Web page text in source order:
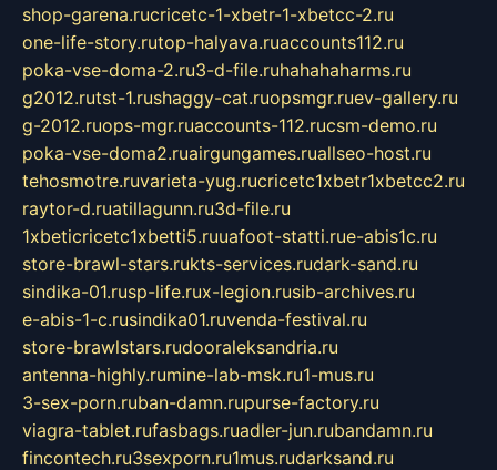
shop-garena.rucricetc-1-xbetr-1-xbetcc-2.ru
one-life-story.rutop-halyava.ruaccounts112.ru
poka-vse-doma-2.ru3-d-file.ruhahahaharms.ru
g2012.rutst-1.rushaggy-cat.ruopsmgr.ruev-gallery.ru
g-2012.ruops-mgr.ruaccounts-112.rucsm-demo.ru
poka-vse-doma2.ruairgungames.ruallseo-host.ru
tehosmotre.ruvarieta-yug.rucricetc1xbetr1xbetcc2.ru
raytor-d.ruatillagunn.ru3d-file.ru
1xbeticricetc1xbetti5.ruuafoot-statti.rue-abis1c.ru
store-brawl-stars.rukts-services.rudark-sand.ru
sindika-01.rusp-life.rux-legion.rusib-archives.ru
e-abis-1-c.rusindika01.ruvenda-festival.ru
store-brawlstars.rudooraleksandria.ru
antenna-highly.rumine-lab-msk.ru1-mus.ru
3-sex-porn.ruban-damn.rupurse-factory.ru
viagra-tablet.rufasbags.ruadler-jun.rubandamn.ru
fincontech.ru3sexporn.ru1mus.rudarksand.ru